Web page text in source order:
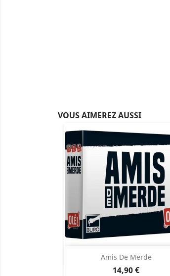
VOUS AIMEREZ AUSSI
Amis De Merde
Prix
14,90 €
Aperçu rapide